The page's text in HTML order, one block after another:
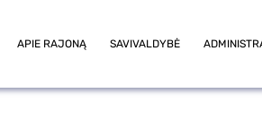
APIE RAJONĄ SAVIVALDYBĖ